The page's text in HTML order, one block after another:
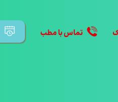
تماس با مطب